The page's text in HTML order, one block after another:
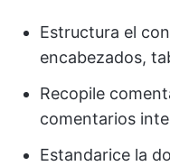
Estructura el
encabezados,
Recopile
comentarios
Estandarice la